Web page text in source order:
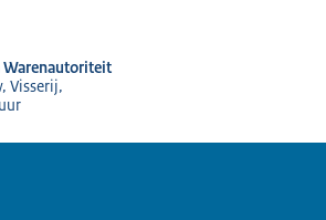
Warenautoriteit
Visserij,